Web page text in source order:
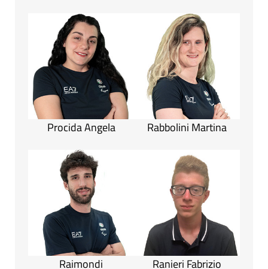
Procida Angela Rabbolini Martina
Raimondi
Ranieri Fabrizio